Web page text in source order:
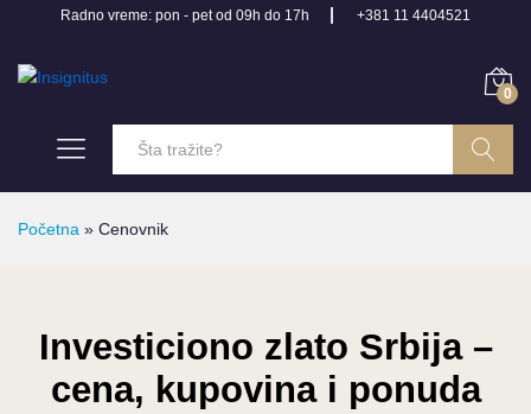
Radno vreme: pon - pet od 09h do 17h +381 11 4404521
0
Početna » Cenovnik
Investiciono zlato Srbija –
cena, kupovina i ponuda